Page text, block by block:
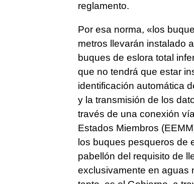
reglamento.
Por esa norma, «los
metros llevarán instalado
buques de eslora total
que no tendrá que estar
identificación automática
y la transmisión de los
través de una conexión
Estados Miembros
los buques pesqueros de
pabellón del requisito de
exclusivamente en aguas